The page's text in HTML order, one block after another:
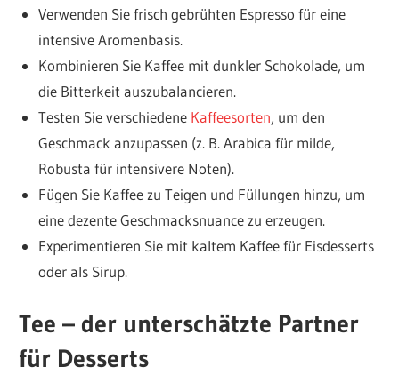
Verwenden Sie frisch gebrühten Espresso für eine
intensive Aromenbasis.
Kombinieren Sie Kaffee mit dunkler Schokolade, um
die Bitterkeit auszubalancieren.
Testen Sie verschiedene Kaffeesorten, um den
Geschmack anzupassen (z. B. Arabica für milde,
Robusta für intensivere Noten).
Fügen Sie Kaffee zu Teigen und Füllungen hinzu, um
eine dezente Geschmacksnuance zu erzeugen.
Experimentieren Sie mit kaltem Kaffee für Eisdesserts
oder als Sirup.
Tee – der unterschätzte Partner
für Desserts